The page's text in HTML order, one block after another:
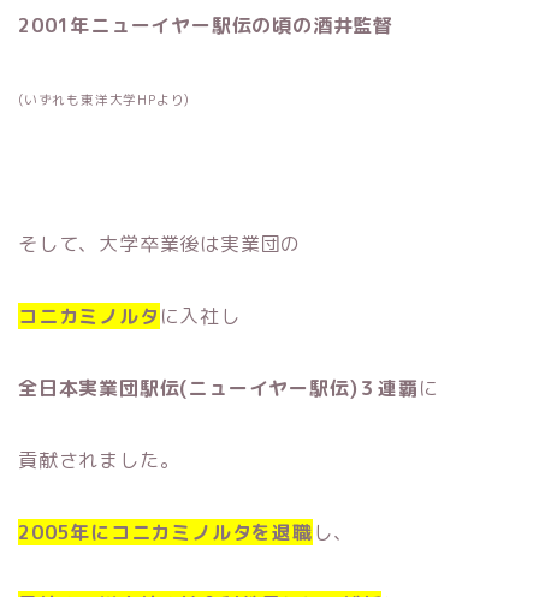
2001年ニューイヤー駅伝の頃の酒井監督
(いずれも東洋大学HPより)
そして、大学卒業後は実業団の
コニカミノルタ に入社し
全日本実業団駅伝(ニューイヤー駅伝)３連覇に
貢献されました。
2005年にコニカミノルタを退職し、